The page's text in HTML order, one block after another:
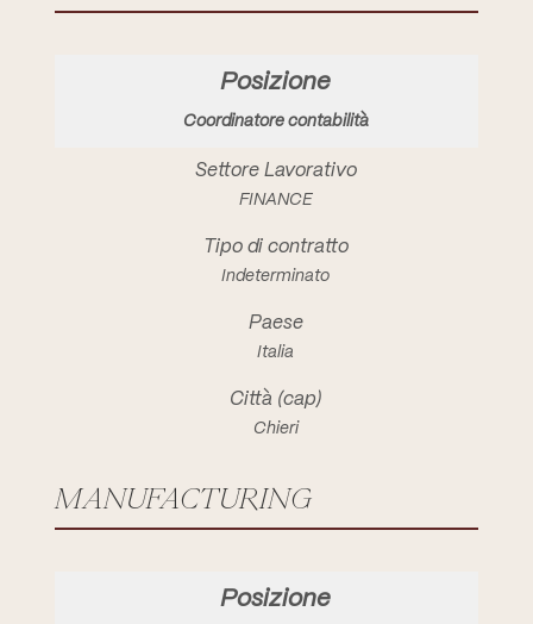
Coordinatore contabilità
FINANCE
Indeterminato
Italia
Chieri
MANUFACTURING